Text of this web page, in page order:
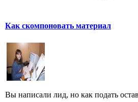
Как скомпоновать материал
Вы написали лид, но как подать